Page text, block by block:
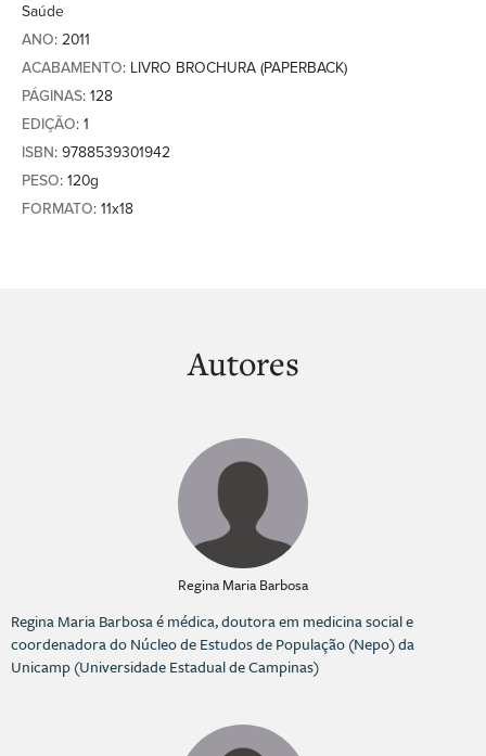
Saúde
ANO: 2011
ACABAMENTO: LIVRO BROCHURA (PAPERBACK)
PÁGINAS: 128
EDIÇÃO: 1
ISBN: 9788539301942
PESO: 120g
FORMATO: 11x18
Autores
Regina Maria Barbosa
Regina Maria Barbosa é médica, doutora em medicina social e
coordenadora do Núcleo de Estudos de População (Nepo) da
Unicamp (Universidade Estadual de Campinas)